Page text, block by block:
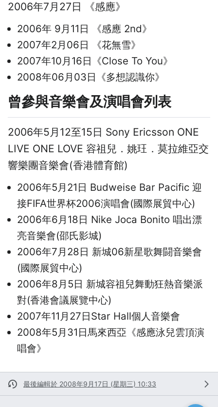
2006年7月27日 《感應》
2006年 9月11日 《感應 2nd》
2007年2月06日 《花無雪》
2007年10月16日《Close To You》
2008年06月03日《多想認識你》
曾參與音樂會及演唱會列表
2006年5月12至15日 Sony Ericsson ONE
LIVE ONE LOVE 容祖兒．姚玨．莫拉維亞交
響樂團音樂會(香港體育館)
2006年5月21日 Budweise Bar Pacific 迎
接FIFA世界杯2006演唱會(國際展貿中心)
2006年6月18日 Nike Joca Bonito 唱出漂
亮音樂會(邵氏影城)
2006年7月28日 新城06新星歌舞闘音樂會
(國際展貿中心)
2006年8月5日 新城容祖兒舞動狂熱音樂派
對(香港會議展覽中心)
2007年11月27日Star Hall個人音樂會
2008年5月31日馬來西亞《感應泳兒雲頂演
唱會》
最後編輯於 2008年9月17日 (星期三) 10:33